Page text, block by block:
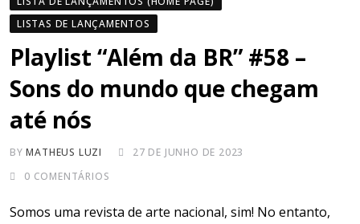
LISTAS DE LANÇAMENTOS
Playlist “Além da BR” #58 –
Sons do mundo que chegam
até nós
BYMATHEUS LUZI
27 DE JUNHO DE 2023
0 COMENTÁRIOS
Somos uma revista de arte nacional, sim! No entanto,